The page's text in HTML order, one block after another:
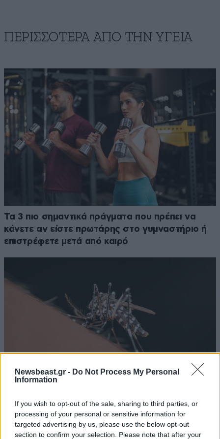
Newsbeast.gr - Do Not Process My Personal
Information
If you wish to opt-out of the sale, sharing to third parties, or
processing of your personal or sensitive information for
targeted advertising by us, please use the below opt-out
section to confirm your selection. Please note that after your
ΠΕΡΙΣΣΟΤΕΡΑ ΑΠΟ ΤΗΝ ΥΓΕΙΑ
Τα 3 πιο σημαντικά πράγματα που πρέπει να
κάνετε αν είστε πρωτάρης στο γυμναστήριο ή
επιστρέφετε μετά από καιρό
Συναγερμός για τον ιό του Δυτικού Νείλου: 23
νέα κρούσματα σε μία εβδομάδα και 6 νεκροί